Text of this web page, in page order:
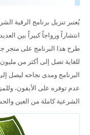
يُعتبر تنزيل برنامج الرقية
انتشاراً ورواجاً كبيراً بين
للغاية تصل إلى أكثر من
البرنامج ومدى نجاحه ليصل
عدم توفره على الأيفون،
الشرعية كاملة من العين